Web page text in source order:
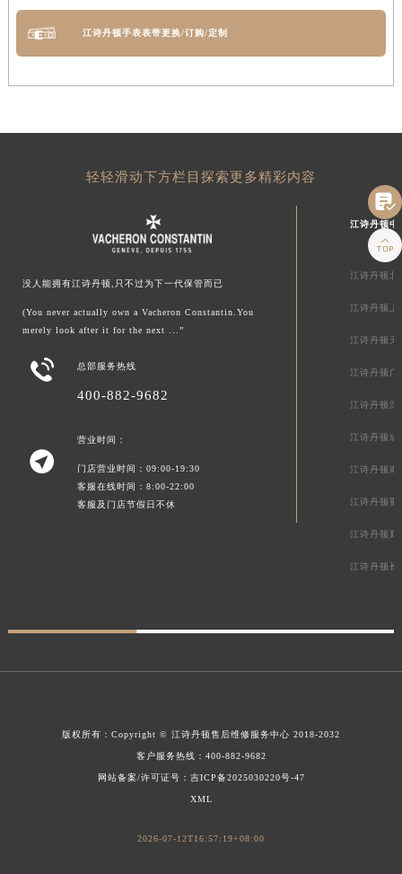
江诗丹顿手表表带更换/订购/定制
轻轻滑动下方栏目探索更多精彩内容
没人能拥有江诗丹顿,只不过为下一代保管而已
(You never actually own a Vacheron Constantin.You
merely look after it for the next ...”
 总部服务热线
400-882-9682

营业时间：
门店营业时间：09:00-19:30
客服在线时间：8:00-22:00
客服及门店节假日不休
江诗丹顿中
江诗丹顿北
江诗丹顿上
江诗丹顿天
江诗丹顿广
江诗丹顿深
江诗丹顿成
江诗丹顿南
江诗丹顿重
江诗丹顿郑
江诗丹顿长
版权所有： Copyright © 江诗丹顿售后维修服务中心 2018-2032
客户服务热线： 400-882-9682
网站备案/许可证号：吉ICP备2025030220号-47
XML
2026-07-12T16:57:19+08:00

